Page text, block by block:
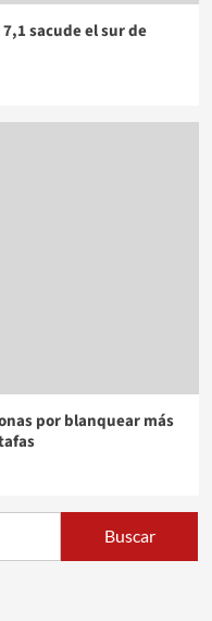
sacude el sur de
por blanquear más